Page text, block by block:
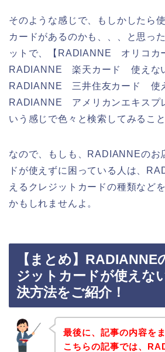
そのような感じで、もしかしたら
カードがあるのかも、、、と思っ
ットで、【RADIANNE オリコカ
RADIANNE 楽天カード 使えな
RADIANNE 三井住友カード 使
RADIANNE アメリカンエキスプ
いう感じで色々と検索してみるこ
なので、もしも、RADIANNEのお
ドが使えずに困っている人は、
えるクレジットカードの種類など
かもしれませんよ。
【まとめ】RADIANNE
ジットカードが使えな
決方法をご紹介！
最後に、記事の内容を
こちらの記事では、